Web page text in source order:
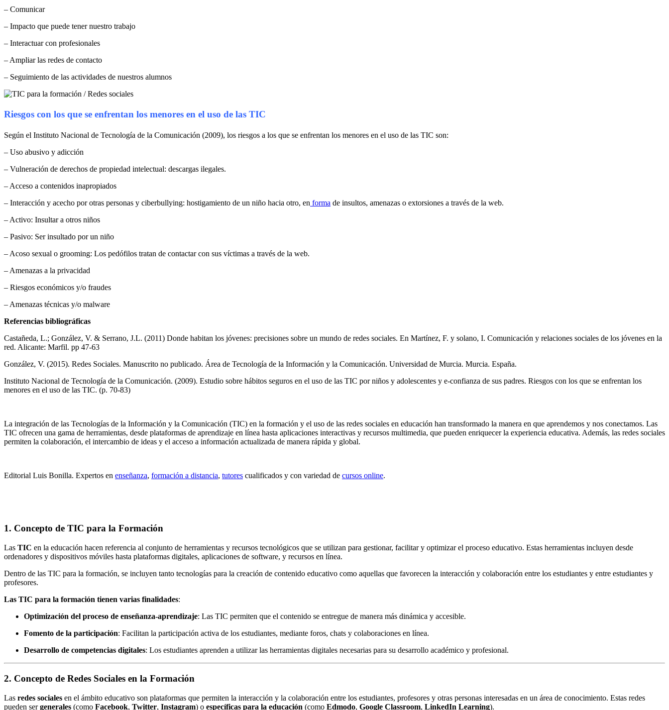
– Comunicar
– Impacto que puede tener nuestro trabajo
– Interactuar con profesionales
– Ampliar las redes de contacto
– Seguimiento de las actividades de nuestros alumnos
Riesgos con los que se enfrentan los menores en el uso de las TIC
Según el Instituto Nacional de Tecnología de la Comunicación (2009), los riesgos a los que se enfrentan los menores en el uso de las TIC son:
– Uso abusivo y adicción
– Vulneración de derechos de propiedad intelectual: descargas ilegales.
– Acceso a contenidos inapropiados
– Interacción y acecho por otras personas y ciberbullying: hostigamiento de un niño hacia otro, en forma de insultos, amenazas o extorsiones a través de la web.
– Activo: Insultar a otros niños
– Pasivo: Ser insultado por un niño
– Acoso sexual o grooming: Los pedófilos tratan de contactar con sus víctimas a través de la web.
– Amenazas a la privacidad
– Riesgos económicos y/o fraudes
– Amenazas técnicas y/o malware
Referencias bibliográficas
Castañeda, L.; González, V. & Serrano, J.L. (2011) Donde habitan los jóvenes: precisiones sobre un mundo de redes sociales. En Martínez, F. y solano, I. Comunicación y relaciones sociales de los jóvenes en la
red. Alicante: Marfil. pp 47-63
González, V. (2015). Redes Sociales. Manuscrito no publicado. Área de Tecnología de la Información y la Comunicación. Universidad de Murcia. Murcia. España.
Instituto Nacional de Tecnología de la Comunicación. (2009). Estudio sobre hábitos seguros en el uso de las TIC por niños y adolescentes y e-confianza de sus padres. Riesgos con los que se enfrentan los
menores en el uso de las TIC. (p. 70-83)
La integración de las Tecnologías de la Información y la Comunicación (TIC) en la formación y el uso de las redes sociales en educación han transformado la manera en que aprendemos y nos conectamos. Las
TIC ofrecen una gama de herramientas, desde plataformas de aprendizaje en línea hasta aplicaciones interactivas y recursos multimedia, que pueden enriquecer la experiencia educativa. Además, las redes sociales
permiten la colaboración, el intercambio de ideas y el acceso a información actualizada de manera rápida y global.
Editorial Luis Bonilla. Expertos en enseñanza, formación a distancia, tutores cualificados y con variedad de cursos online.
1. Concepto de TIC para la Formación
Las TIC en la educación hacen referencia al conjunto de herramientas y recursos tecnológicos que se utilizan para gestionar, facilitar y optimizar el proceso educativo. Estas herramientas incluyen desde
ordenadores y dispositivos móviles hasta plataformas digitales, aplicaciones de software, y recursos en línea.
Dentro de las TIC para la formación, se incluyen tanto tecnologías para la creación de contenido educativo como aquellas que favorecen la interacción y colaboración entre los estudiantes y entre estudiantes y
profesores.
Las TIC para la formación tienen varias finalidades:
Optimización del proceso de enseñanza-aprendizaje: Las TIC permiten que el contenido se entregue de manera más dinámica y accesible.
Fomento de la participación: Facilitan la participación activa de los estudiantes, mediante foros, chats y colaboraciones en línea.
Desarrollo de competencias digitales: Los estudiantes aprenden a utilizar las herramientas digitales necesarias para su desarrollo académico y profesional.
2. Concepto de Redes Sociales en la Formación
Las redes sociales en el ámbito educativo son plataformas que permiten la interacción y la colaboración entre los estudiantes, profesores y otras personas interesadas en un área de conocimiento. Estas redes
pueden sergenerales (como Facebook, Twitter, Instagram) o específicas para la educación (como Edmodo, Google Classroom, LinkedIn Learning).